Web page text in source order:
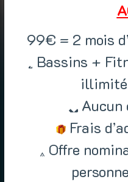
99€ = 2 mois
Bassins +
illimité
Aucun
Frais
Offre